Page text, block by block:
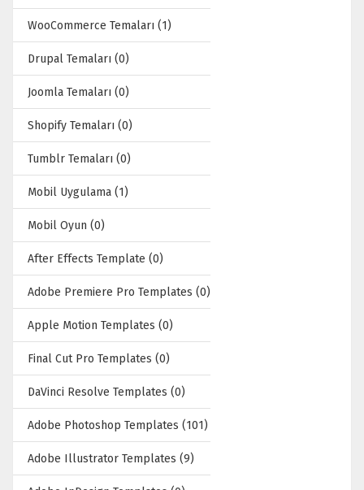
WooCommerce Temaları (1)
Drupal Temaları (0)
Joomla Temaları (0)
Shopify Temaları (0)
Tumblr Temaları (0)
Mobil Uygulama (1)
Mobil Oyun (0)
After Effects Template (0)
Adobe Premiere Pro Templates (0)
Apple Motion Templates (0)
Final Cut Pro Templates (0)
DaVinci Resolve Templates (0)
Adobe Photoshop Templates (101)
Adobe Illustrator Templates (9)